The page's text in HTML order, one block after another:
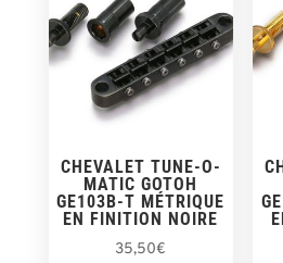
CHEVALET TUNE-O-
MATIC GOTOH
GE103B-T MÉTRIQUE
EN FINITION NOIRE
35,50€